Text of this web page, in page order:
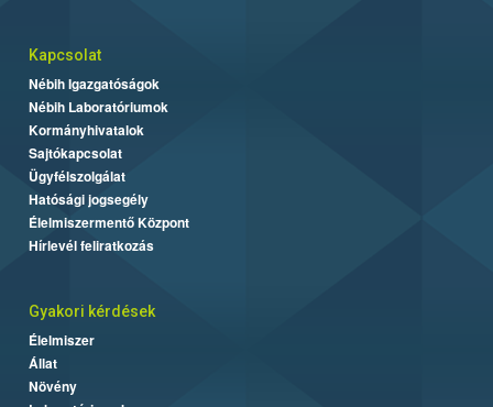
Kapcsolat
Nébih Igazgatóságok
Nébih Laboratóriumok
Kormányhivatalok
Sajtókapcsolat
Ügyfélszolgálat
Hatósági jogsegély
Élelmiszermentő Központ
Hírlevél feliratkozás
Gyakori kérdések
Élelmiszer
Állat
Növény